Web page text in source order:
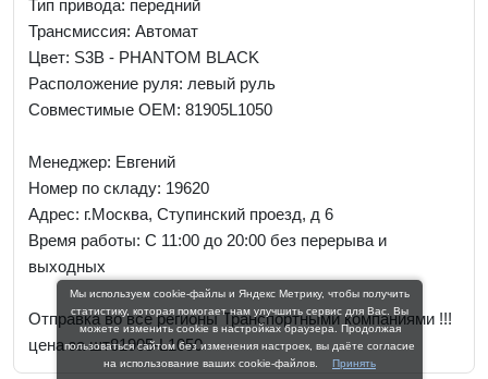
Тип привода: передний
Трансмиссия: Автомат
Цвет: S3B - PHANTOM BLACK
Расположение руля: левый руль
Совместимые OEM: 81905L1050
Менеджер: Евгений
Номер по складу: 19620
Адрес: г.Москва, Ступинский проезд, д 6
Время работы: С 11:00 до 20:00 без перерыва и
выходных
Отправка во все регионы Транспортными компаниями !!!
цена за шт81905-L1050
Мы используем cookie-файлы и Яндекс Метрику, чтобы получить
статистику, которая помогает нам улучшить сервис для Вас. Вы
можете изменить cookie в настройках браузера. Продолжая
пользоваться сайтом без изменения настроек, вы даёте согласие
на использование ваших cookie-файлов.
Принять